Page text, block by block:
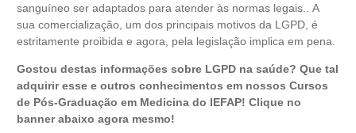
sanguíneo ser adaptados para atender às normas legais.. A
sua comercialização, um dos principais motivos da LGPD, é
estritamente proibida e agora, pela legislação implica em pena.
Gostou destas informações sobre LGPD na saúde? Que tal
adquirir esse e outros conhecimentos em nossos Cursos
de Pós-Graduação em Medicina do IEFAP! Clique no
banner abaixo agora mesmo!